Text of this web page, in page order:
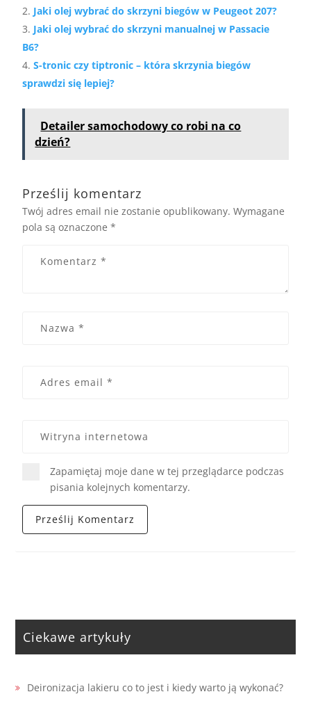
Jaki olej wybrać do skrzyni biegów w Peugeot 207?
Jaki olej wybrać do skrzyni manualnej w Passacie
B6?
S-tronic czy tiptronic – która skrzynia biegów
sprawdzi się lepiej?
Detailer samochodowy co robi na co
dzień?
Prześlij komentarz
Twój adres email nie zostanie opublikowany. Wymagane
pola są oznaczone*
Zapamiętaj moje dane w tej przeglądarce podczas
pisania kolejnych komentarzy.
Ciekawe artykuły
Deironizacja lakieru co to jest i kiedy warto ją wykonać?